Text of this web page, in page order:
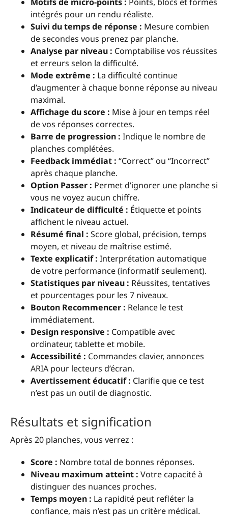
intégrés pour un rendu réaliste.
Suivi du temps de réponse : Mesure combien
de secondes vous prenez par planche.
Analyse par niveau : Comptabilise vos réussites
et erreurs selon la difficulté.
Mode extrême : La difficulté continue
d’augmenter à chaque bonne réponse au niveau
maximal.
Affichage du score : Mise à jour en temps réel
de vos réponses correctes.
Barre de progression : Indique le nombre de
planches complétées.
Feedback immédiat : “Correct” ou “Incorrect”
après chaque planche.
Option Passer : Permet d’ignorer une planche si
vous ne voyez aucun chiffre.
Indicateur de difficulté : Étiquette et points
affichent le niveau actuel.
Résumé final : Score global, précision, temps
moyen, et niveau de maîtrise estimé.
Texte explicatif : Interprétation automatique
de votre performance (informatif seulement).
Statistiques par niveau : Réussites, tentatives
et pourcentages pour les 7 niveaux.
Bouton Recommencer : Relance le test
immédiatement.
Design responsive : Compatible avec
ordinateur, tablette et mobile.
Accessibilité : Commandes clavier, annonces
ARIA pour lecteurs d’écran.
Avertissement éducatif : Clarifie que ce test
n’est pas un outil de diagnostic.
Résultats et signification
Après 20 planches, vous verrez :
Score : Nombre total de bonnes réponses.
Niveau maximum atteint : Votre capacité à
distinguer des nuances proches.
Temps moyen : La rapidité peut refléter la
confiance, mais n’est pas un critère médical.